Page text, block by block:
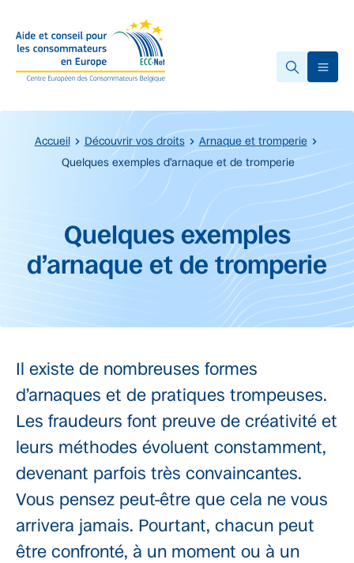
Accueil Découvrir vos droits
Arnaque et tromperie
Quelques exemples d’arnaque et de tromperie
Début du contenu principal.
Quelques exemples
d’arnaque et de tromperie
Il existe de nombreuses formes
d’arnaques et de pratiques trompeuses.
Les fraudeurs font preuve de créativité et
leurs méthodes évoluent constamment,
devenant parfois très convaincantes.
Vous pensez peut-être que cela ne vous
arrivera jamais. Pourtant, chacun peut
être confronté, à un moment ou à un